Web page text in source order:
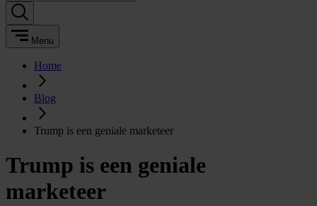
Menu
Home
Blog
Trump is een geniale marketeer
Trump is een geniale
marketeer